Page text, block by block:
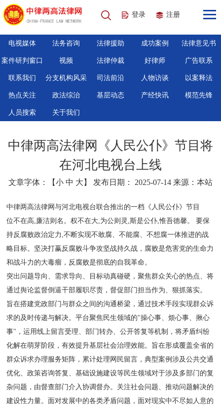
登录 注册
电视媒体 法务咨询 法律援助 成功案例 法律意见书
案件研判窗口 视频 法律仲裁 好律师 广告联系
联系我们 分支机构风采 司法前沿 人物访谈 以案释法
热点关注 政法综治 基层动态 产经快讯 模范先锋
人员搜索 关于我们
中律两高法律网《人民公仆》节目将
在河北电视台上线
文章字体：【小 中 大 】 发布日期： 2025-07-14 来源：本站
中律两高法律网与河北电视台联合推出的一档《人民公仆》节目
位不在高,廉洁则名。权不在大,为公则灵,斯是公仆,惟吾德馨。 要保
持反腐败政治定力,不断实现不敢腐、不能腐、不想腐一体推进的战
略目标。坚决打赢反腐败斗争攻坚战持久战，腐败是危害党的生命力
和战斗力的大毒瘤，反腐败是彻底的自我革命。
突出问题导向、需求导向、目标动真碰硬，聚焦群众关心的热点、将
通过舆论监督倒逼干部履职尽责，督促部门担当作为、狠抓落实。
旨在搭建党政部门与群众之间的沟通桥梁，通过技术手段实现群众诉
求的及时传递与解决。平台聚焦民生领域的"操心事、烦心事、揪心
事"，运用线上留言受理、部门转办、公开答复等机制，将矛盾纠纷
化解在萌芽阶段，有效提升基层社会治理效能。旨在形成覆盖全省的
群众诉求办理服务矩阵，累计处理网民留言，典型案例涉及公共交通
优化、政策咨询答复、基础设施建设等民生领域对于涉及多部门的复
杂问题，由督查部门介入协调督办。关注社会问题、推动问题解决的
建设性力量。面对发展中的各类矛盾问题，面对现实中不尽如人意的